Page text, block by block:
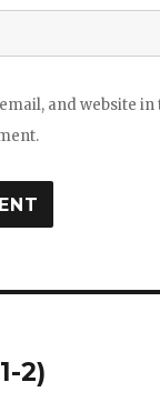
and website
2)